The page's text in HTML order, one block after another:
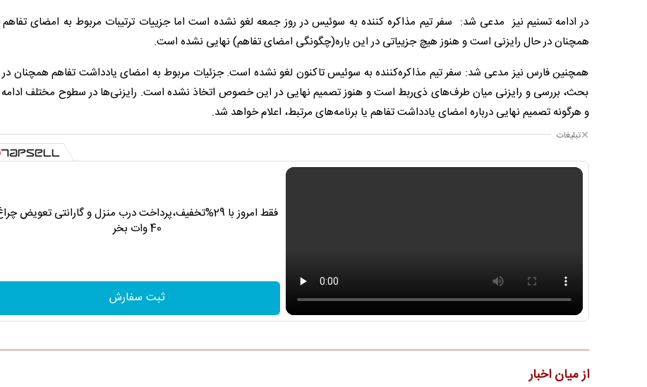
در ادامه تسنیم نیز مدعی شد: سفر تیم مذاکره کننده به سوئیس در روز جمعه لغو نشده است اما جزییات ترتیبات مربوط به امضای تفاهم
همچنان در حال رایزنی است و هنوز هیچ جزییاتی در این باره(چگونگی امضای تفاهم) نهایی نشده است.
همچنین فارس نیز مدعی شد: سفر تیم مذاکره‌کننده به سوئیس تاکنون لغو نشده است. جزئیات مربوط به امضای یادداشت تفاهم همچنان
بحث، بررسی و رایزنی میان طرف‌های ذی‌ربط است و هنوز تصمیم نهایی در این خصوص اتخاذ نشده است. رایزنی‌ها در سطوح مختلف ادامه
و هرگونه تصمیم نهایی درباره امضای یادداشت تفاهم یا برنامه‌های مرتبط، اعلام خواهد شد.
تبلیغات
فقط امروز با 29%تخفیف،پرداخت درب منزل و گارانتی تعویض
40 وات بخر
ثبت سفارش
از میان اخبار